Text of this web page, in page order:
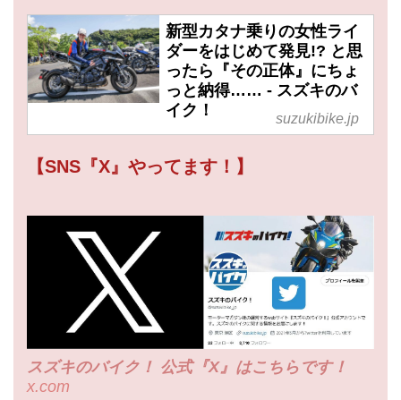
新型カタナ乗りの女性ライ
ダーをはじめて発見!? と思
ったら『その正体』にちょ
っと納得…… - スズキのバ
イク！
suzukibike.jp
【SNS『X』やってます！】
スズキのバイク！ 公式『X』はこちらです！
x.com